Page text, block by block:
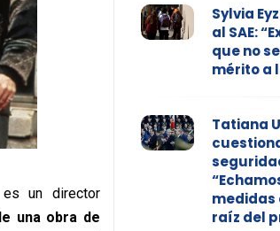
un director
una obra de
Sylvia
al SAE:
que no
mérito a
Tatiana
medidas
raíz del